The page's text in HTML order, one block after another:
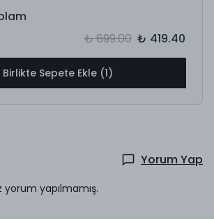
₺ 699.00 ₺ 419.40
Birlikte Sepete Ekle (1)
Yorum Yap
yapılmamış.